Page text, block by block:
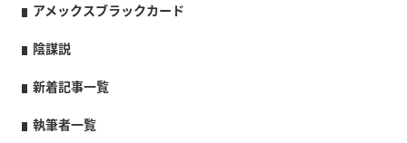
アメックスブラックカード
陰謀説
新着記事一覧
執筆者一覧